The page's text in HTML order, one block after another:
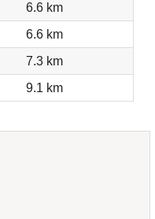
6.6 km
6.6 km
7.3 km
9.1 km